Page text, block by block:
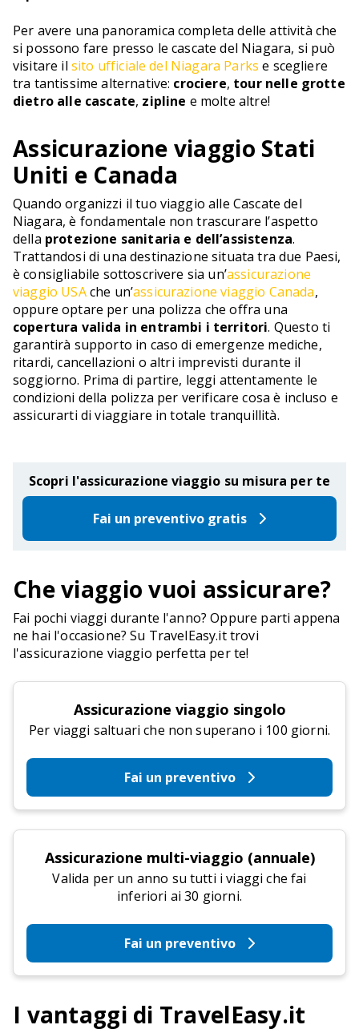
Per avere una panoramica completa delle attività che
si possono fare presso le cascate del Niagara, si può
visitare il sito ufficiale del Niagara Parks e scegliere
tra tantissime alternative: crociere, tour nelle grotte
dietro alle cascate, zipline e molte altre!
Assicurazione viaggio Stati
Uniti e Canada
Quando organizzi il tuo viaggio alle Cascate del
Niagara, è fondamentale non trascurare l’aspetto
della protezione sanitaria e dell’assistenza.
Trattandosi di una destinazione situata tra due Paesi,
è consigliabile sottoscrivere sia un’assicurazione
viaggio USAche un’assicurazione viaggio Canada,
oppure optare per una polizza che offra una
copertura valida in entrambi i territori. Questo ti
garantirà supporto in caso di emergenze mediche,
ritardi, cancellazioni o altri imprevisti durante il
soggiorno. Prima di partire, leggi attentamente le
condizioni della polizza per verificare cosa è incluso e
assicurarti di viaggiare in totale tranquillità.
Scopri l'assicurazione viaggio su misura per te
Fai un preventivo gratis
Che viaggio vuoi assicurare?
Fai pochi viaggi durante l'anno? Oppure parti appena
ne hai l'occasione? Su TravelEasy.it trovi
l'assicurazione viaggio perfetta per te!
Assicurazione viaggio singolo
Per viaggi saltuari che non superano i 100 giorni.
Fai un preventivo
Assicurazione multi-viaggio (annuale)
Valida per un anno su tutti i viaggi che fai
inferiori ai 30 giorni.
Fai un preventivo
I vantaggi di TravelEasy.it